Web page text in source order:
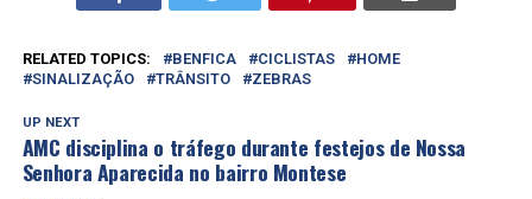
RELATED TOPICS: BENFICA CICLISTAS
HOME
SINALIZAÇÃO
TRÂNSITO ZEBRAS
UP NEXT
AMC disciplina o tráfego durante festejos de Nossa
Senhora Aparecida no bairro Montese